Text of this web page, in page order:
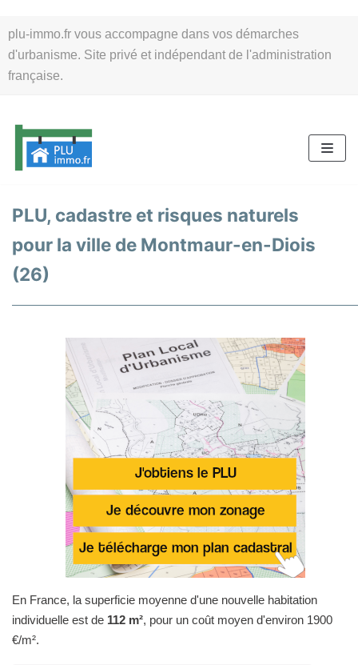
plu-immo.fr vous accompagne dans vos démarches
d'urbanisme. Site privé et indépendant de l'administration
française.
au
contenu
PLU, cadastre et risques naturels
pour la ville de Montmaur-en-Diois
(26)
En France, la superficie moyenne d'une nouvelle habitation
individuelle est de 112 m², pour un coût moyen d'environ 1900
€/m².